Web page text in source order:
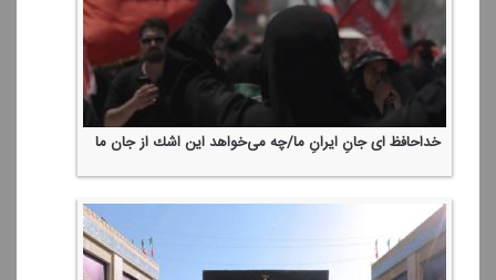
خداحافظ ای جانِ ایرانِ ما/چه می‌خواهد این اشك از جان ما